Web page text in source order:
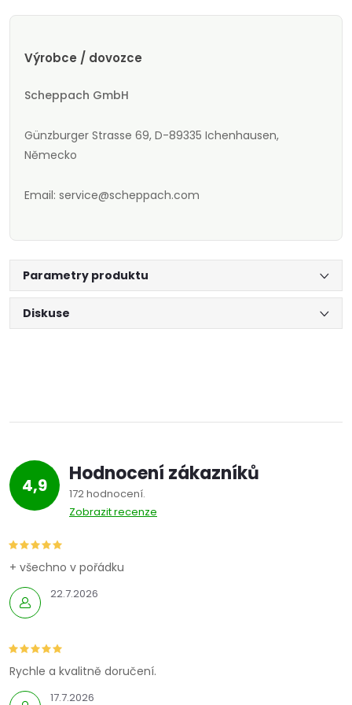
Výrobce / dovozce
Scheppach GmbH
Günzburger Strasse 69, D-89335 Ichenhausen,
Německo
Email: service@scheppach.com
Parametry produktu
Diskuse
4,9 Hodnocení zákazníků
172 hodnocení
Zobrazit recenze
22.7.2026
+ všechno v pořádku
17.7.2026
Rychle a kvalitně doručení.